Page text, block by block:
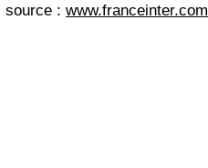
source : www.franceinter.com